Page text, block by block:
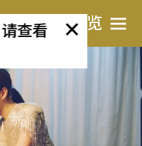
网站导览
查看